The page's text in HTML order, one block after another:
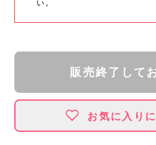
販売終了して
お気に入り